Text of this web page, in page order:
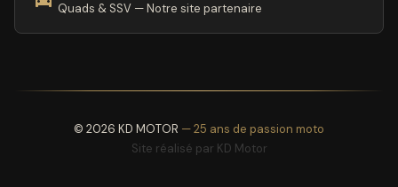
Quads & SSV — Notre site partenaire
© 2026 KD MOTOR — 25 ans de passion moto
Site réalisé par KD Motor